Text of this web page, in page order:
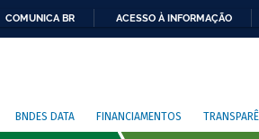
COMUNICA BR ACESSO À INFORMAÇÃO
BNDES DATA FINANCIAMENTOS